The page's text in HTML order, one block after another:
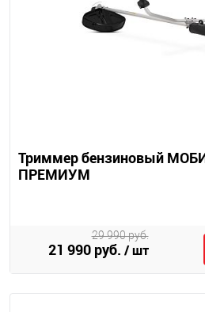
Триммер бензиновый
ПРЕМИУМ
21 990 руб. / шт
29 990 руб.